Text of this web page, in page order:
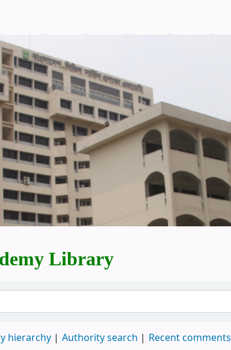
Library
hierarchy Authority search Recent comments